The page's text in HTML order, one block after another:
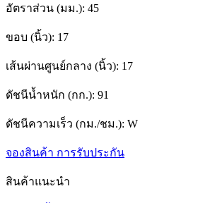
อัตราส่วน (มม.): 45
ขอบ (นิ้ว): 17
เส้นผ่านศูนย์กลาง (นิ้ว): 17
ดัชนีน้ำหนัก (กก.): 91
ดัชนีความเร็ว (กม./ชม.): W
จองสินค้า การรับประกัน
สินค้าแนะนำ